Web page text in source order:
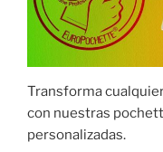
Transforma
con nuestras
personalizadas.